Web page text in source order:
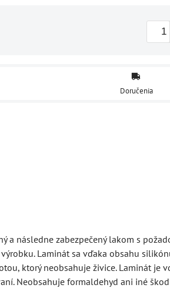
Doručenia
a následne zabezpečený lakom s
Laminát sa vďaka obsahu
ktorý neobsahuje živice. Laminát je
Neobsahuje formaldehyd ani iné